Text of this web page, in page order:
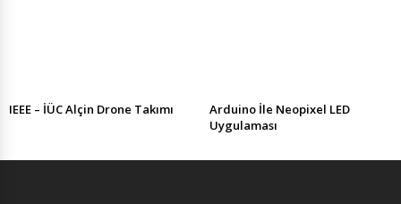
IEEE – İÜC Alçin Drone Takımı
Arduino İle Neopixel LED
Uygulaması